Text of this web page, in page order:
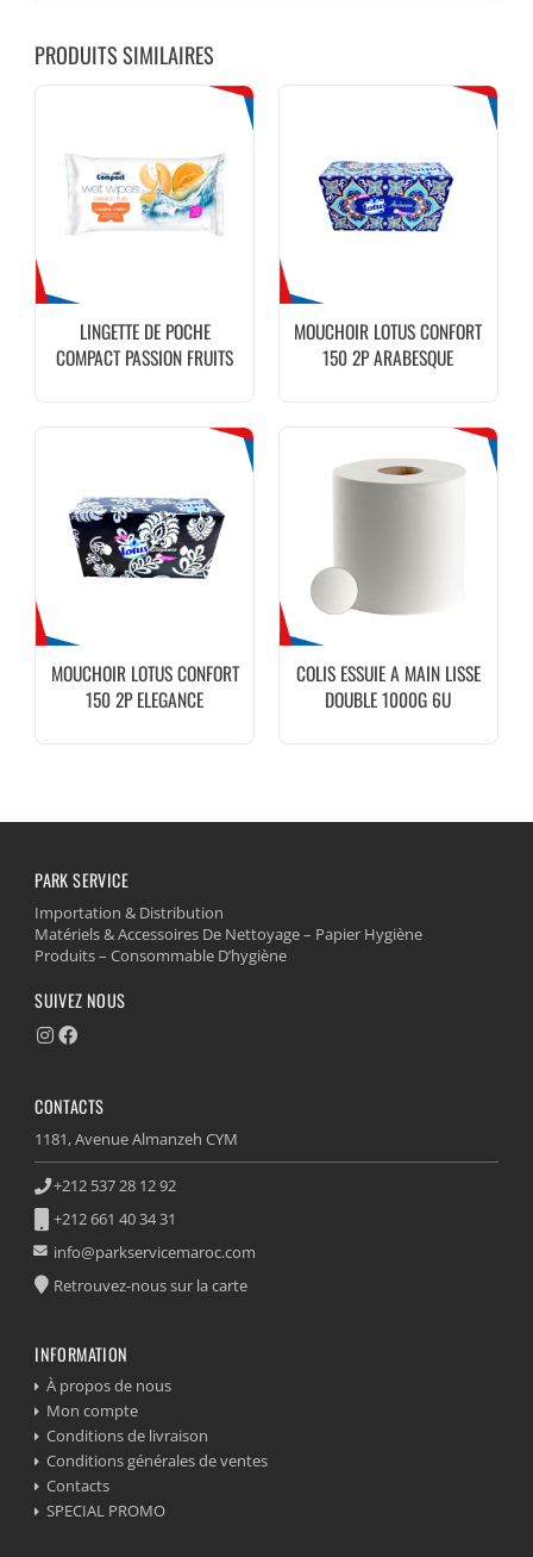
PRODUITS SIMILAIRES
LINGETTE DE POCHE
COMPACT PASSION FRUITS
MOUCHOIR LOTUS CONFORT
150 2P ARABESQUE
MOUCHOIR LOTUS CONFORT
150 2P ELEGANCE
COLIS ESSUIE A MAIN LISSE
DOUBLE 1000G 6U
PARK SERVICE
Importation & Distribution
Matériels & Accessoires De Nettoyage – Papier Hygiène
Produits – Consommable D’hygiène
SUIVEZ NOUS
CONTACTS
1181, Avenue Almanzeh CYM
+212 537 28 12 92
+212 661 40 34 31
info@parkservicemaroc.com
Retrouvez-nous sur la carte
INFORMATION
À propos de nous
Mon compte
Conditions de livraison
Conditions générales de ventes
Contacts
SPECIAL PROMO